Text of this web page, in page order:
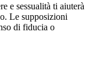
e sessualità ti aiuterà
Le supposizioni
di fiducia o